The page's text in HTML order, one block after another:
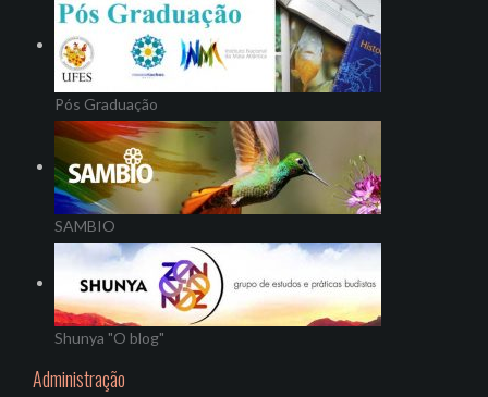
Pós Graduação
SAMBIO
Shunya "O blog"
Administração